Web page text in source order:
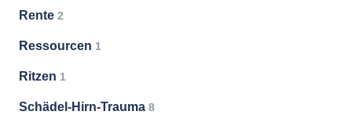
Rente 2
Ressourcen 1
Ritzen 1
Schädel-Hirn-Trauma 8